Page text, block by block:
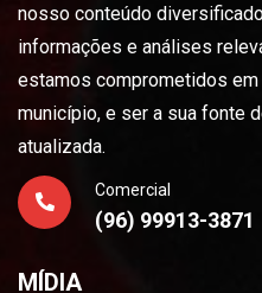
nosso conteúdo
informações e análises
estamos comprometidos em
município, e ser a sua fonte
atualizada.
Comercial
(96) 99913-3871
MÍDIA